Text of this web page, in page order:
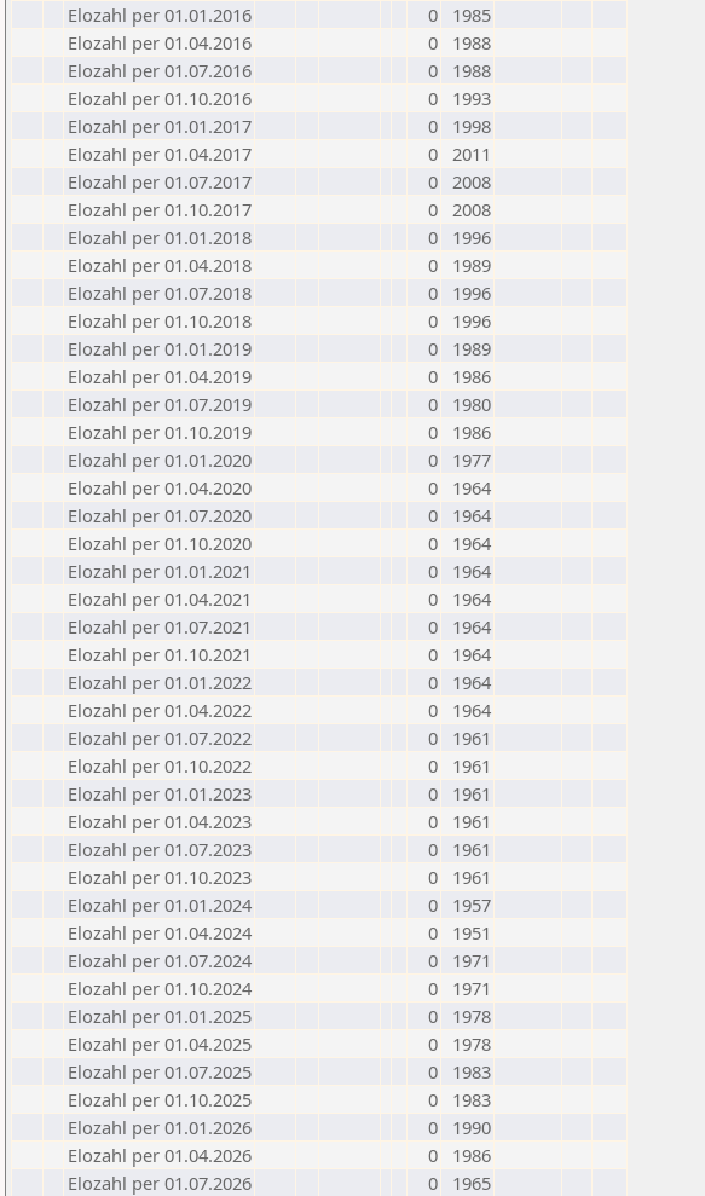
Elozahl per 01.01.2016
0
1985
Elozahl per 01.04.2016
0
1988
Elozahl per 01.07.2016
0
1988
Elozahl per 01.10.2016
0
1993
Elozahl per 01.01.2017
0
1998
Elozahl per 01.04.2017
0 2011
Elozahl per 01.07.2017
0 2008
Elozahl per 01.10.2017
0 2008
Elozahl per 01.01.2018
0
1996
Elozahl per 01.04.2018
0
1989
Elozahl per 01.07.2018
0
1996
Elozahl per 01.10.2018
0
1996
Elozahl per 01.01.2019
0
1989
Elozahl per 01.04.2019
0
1986
Elozahl per 01.07.2019
0
1980
Elozahl per 01.10.2019
0
1986
Elozahl per 01.01.2020
0
1977
Elozahl per 01.04.2020
0
1964
Elozahl per 01.07.2020
0
1964
Elozahl per 01.10.2020
0
1964
Elozahl per 01.01.2021
0
1964
Elozahl per 01.04.2021
0
1964
Elozahl per 01.07.2021
0
1964
Elozahl per 01.10.2021
0
1964
Elozahl per 01.01.2022
0
1964
Elozahl per 01.04.2022
0
1964
Elozahl per 01.07.2022
0
1961
Elozahl per 01.10.2022
0
1961
Elozahl per 01.01.2023
0
1961
Elozahl per 01.04.2023
0
1961
Elozahl per 01.07.2023
0
1961
Elozahl per 01.10.2023
0
1961
Elozahl per 01.01.2024
0
1957
Elozahl per 01.04.2024
0
1951
Elozahl per 01.07.2024
0
1971
Elozahl per 01.10.2024
0
1971
Elozahl per 01.01.2025
0
1978
Elozahl per 01.04.2025
0
1978
Elozahl per 01.07.2025
0
1983
Elozahl per 01.10.2025
0
1983
Elozahl per 01.01.2026
0
1990
Elozahl per 01.04.2026
0
1986
Elozahl per 01.07.2026
0 1965